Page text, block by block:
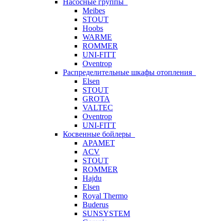
Насосные группы
Meibes
STOUT
Hoobs
WARME
ROMMER
UNI-FITT
Oventrop
Распределительные шкафы отопления
Elsen
STOUT
GROTA
VALTEC
Oventrop
UNI-FITT
Косвенные бойлеры
APAMET
ACV
STOUT
ROMMER
Hajdu
Elsen
Royal Thermo
Buderus
SUNSYSTEM